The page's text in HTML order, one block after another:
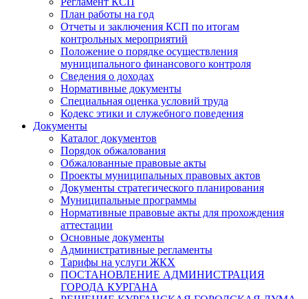
План работы на год
Отчеты и заключения КСП по итогам
контрольных мероприятий
Положение о порядке осуществления
муниципального финансового контроля
Сведения о доходах
Нормативные документы
Специальная оценка условий труда
Кодекс этики и служебного поведения
Документы
Каталог документов
Порядок обжалования
Обжалованные правовые акты
Проекты муниципальных правовых актов
Документы стратегического планирования
Муниципальные программы
Нормативные правовые акты для прохождения
аттестации
Основные документы
Административные регламенты
Тарифы на услуги ЖКХ
ПОСТАНОВЛЕНИЕ АДМИНИСТРАЦИЯ
ГОРОДА КУРГАНА